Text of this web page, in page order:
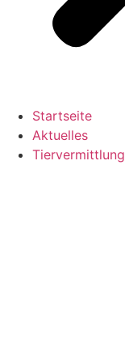
Startseite
Aktuelles
Tiervermittlung